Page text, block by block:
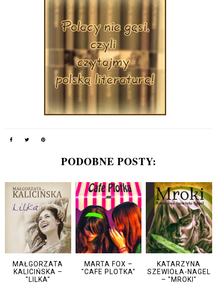
PODOBNE POSTY:
MAŁGORZATA
KALICIŃSKA –
"LILKA"
MARTA FOX –
"CAFE PLOTKA"
KATARZYNA
SZEWIOŁA-NAGEL
– "MROKI"